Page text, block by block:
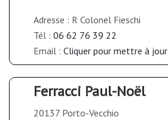
Adresse : R Colonel Fieschi
Tél : 06 62 76 39 22
Email : Cliquer pour mettre à jour
Ferracci Paul-Noël
20137 Porto-Vecchio